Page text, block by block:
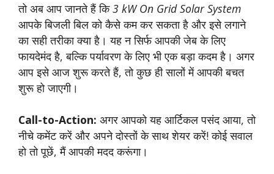
तो अब आप जानते हैं कि3 kW On Grid Solar System
आपके बिजली बिल को कैसे कम कर सकता है और इसे लगाने
का सही तरीका क्या है। यह न सिर्फ आपकी जेब के लिए
फायदेमंद है, बल्कि पर्यावरण के लिए भी एक बड़ा कदम है। अगर
आप इसे आज शुरू करते हैं, तो कुछ ही सालों में आपकी बचत
शुरू हो जाएगी।
Call-to-Action: अगर आपको यह आर्टिकल पसंद आया, तो
नीचे कमेंट करें और अपने दोस्तों के साथ शेयर करें! कोई सवाल
हो तो पूछें, मैं आपकी मदद करूंगा।